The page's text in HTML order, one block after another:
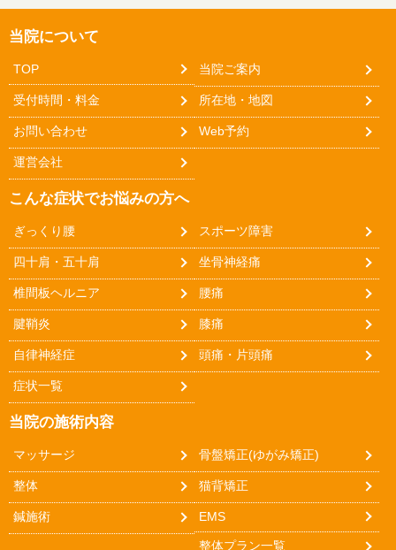
当院について
TOP 当院ご案内
受付時間・料金 所在地・地図
お問い合わせ Web予約
運営会社
こんな症状でお悩みの方へ
ぎっくり腰 スポーツ障害
四十肩・五十肩 坐骨神経痛
椎間板ヘルニア 腰痛
腱鞘炎 膝痛
自律神経症 頭痛・片頭痛
症状一覧
当院の施術内容
マッサージ 骨盤矯正(ゆがみ矯正)
整体 猫背矯正
鍼施術 EMS
整体プラン一覧